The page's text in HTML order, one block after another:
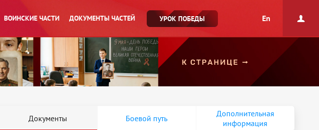
ВОИНСКИЕ ЧАСТИ ДОКУМЕНТЫ ЧАСТЕЙ УРОК ПОБЕДЫ En
Документы Боевой путь
Дополнительная
информация